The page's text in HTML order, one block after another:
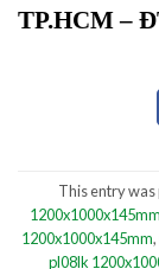
TP.HCM –
This entry was
1200x1000x145mm,
pl08lk